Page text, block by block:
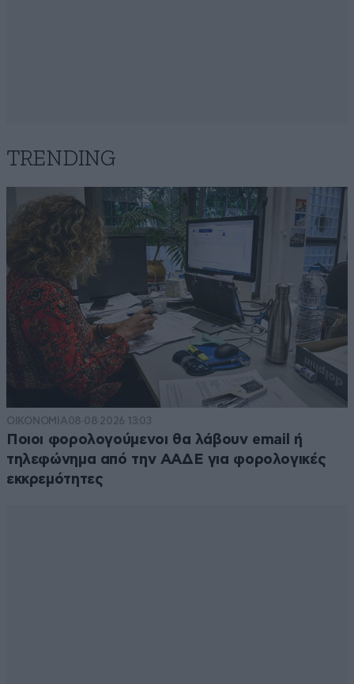
TRENDING
ΟΙΚΟΝΟΜΙΑ08·08·2026 13:03
Ποιοι φορολογούμενοι θα λάβουν email ή
τηλεφώνημα από την ΑΑΔΕ για φορολογικές
εκκρεμότητες